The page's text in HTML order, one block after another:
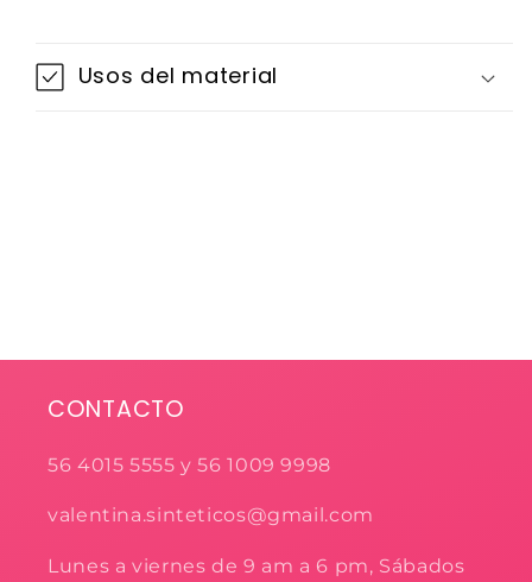
Usos del material
CONTACTO
56 4015 5555 y 56 1009 9998
valentina.sinteticos@gmail.com
Lunes a viernes de 9 am a 6 pm, Sábados